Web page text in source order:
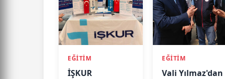
EĞİTİM
İŞKUR
EĞİTİM
Vali Yılmaz'dan